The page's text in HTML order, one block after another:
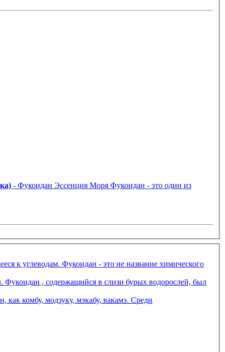
- Фукоидан Эссенция Моря Фукоидан - это один из